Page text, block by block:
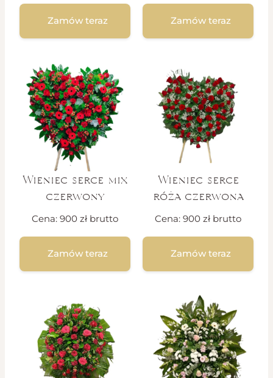
Zamów teraz Zamów teraz
Wieniec serce mix
czerwony
Cena: 900 zł brutto
Zamów teraz
Wieniec serce
róża czerwona
Cena: 900 zł brutto
Zamów teraz